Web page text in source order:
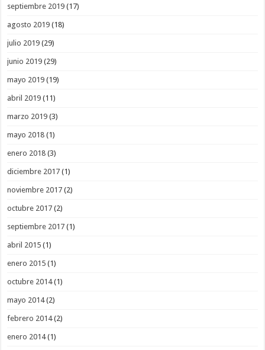
septiembre 2019 (17)
agosto 2019 (18)
julio 2019 (29)
junio 2019 (29)
mayo 2019 (19)
abril 2019 (11)
marzo 2019 (3)
mayo 2018 (1)
enero 2018 (3)
diciembre 2017 (1)
noviembre 2017 (2)
octubre 2017 (2)
septiembre 2017 (1)
abril 2015 (1)
enero 2015 (1)
octubre 2014(1)
mayo 2014(2)
febrero 2014(2)
enero 2014(1)